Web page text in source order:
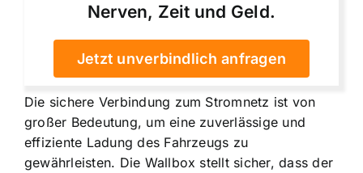
Nerven, Zeit und Geld.
Jetzt unverbindlich anfragen
Die sichere Verbindung zum Stromnetz ist von
großer Bedeutung, um eine zuverlässige und
effiziente Ladung des Fahrzeugs zu
gewährleisten. Die Wallbox stellt sicher, dass der